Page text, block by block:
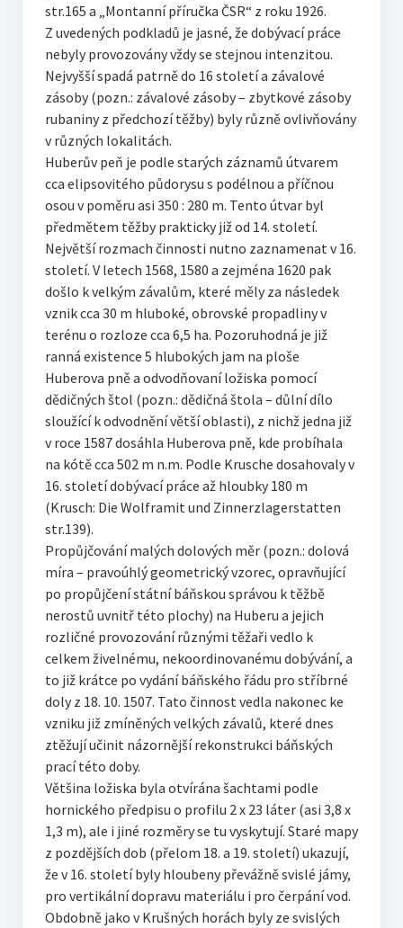
str.165 a „Montanní příručka ČSR“ z roku 1926.
Z uvedených podkladů je jasné, že dobývací práce
nebyly provozovány vždy se stejnou intenzitou.
Nejvyšší spadá patrně do 16 století a závalové
zásoby (pozn.: závalové zásoby – zbytkové zásoby
rubaniny z předchozí těžby) byly různě ovlivňovány
v různých lokalitách.
Huberův peň je podle starých záznamů útvarem
cca elipsovitého půdorysu s podélnou a příčnou
osou v poměru asi 350 : 280 m. Tento útvar byl
předmětem těžby prakticky již od 14. století.
Největší rozmach činnosti nutno zaznamenat v 16.
století. V letech 1568, 1580 a zejména 1620 pak
došlo k velkým závalům, které měly za následek
vznik cca 30 m hluboké, obrovské propadliny v
terénu o rozloze cca 6,5 ha. Pozoruhodná je již
ranná existence 5 hlubokých jam na ploše
Huberova pně a odvodňovaní ložiska pomocí
dědičných štol (pozn.: dědičná štola – důlní dílo
sloužící k odvodnění větší oblasti), z nichž jedna již
v roce 1587 dosáhla Huberova pně, kde probíhala
na kótě cca 502 m n.m. Podle Krusche dosahovaly v
16. století dobývací práce až hloubky 180 m
(Krusch: Die Wolframit und Zinnerzlagerstatten
str.139).
Propůjčování malých dolových měr (pozn.: dolová
míra – pravoúhlý geometrický vzorec, opravňující
po propůjčení státní báňskou správou k těžbě
nerostů uvnitř této plochy) na Huberu a jejich
rozličné provozování různými těžaři vedlo k
celkem živelnému, nekoordinovanému dobývání, a
to již krátce po vydání báňského řádu pro stříbrné
doly z 18. 10. 1507. Tato činnost vedla nakonec ke
vzniku již zmíněných velkých závalů, které dnes
ztěžují učinit názornější rekonstrukci báňských
prací této doby.
Většina ložiska byla otvírána šachtami podle
hornického předpisu o profilu 2 x 23 láter (asi 3,8 x
1,3 m), ale i jiné rozměry se tu vyskytují. Staré mapy
z pozdějších dob (přelom 18. a 19. století) ukazují,
že v 16. století byly hloubeny převážně svislé jámy,
pro vertikální dopravu materiálu i pro čerpání vod.
Obdobně jako v Krušných horách byly ze svislých